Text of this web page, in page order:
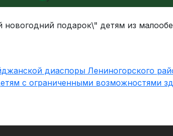
подарок\" детям из